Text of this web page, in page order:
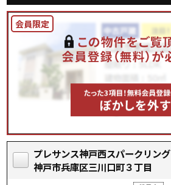
プレサンス神戸西スパークリング
神戸市兵庫区三川口町３丁目